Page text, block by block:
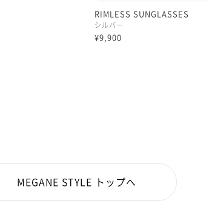
RIMLESS SUNGLASSES
シルバー
¥9,900
MEGANE STYLE トップへ